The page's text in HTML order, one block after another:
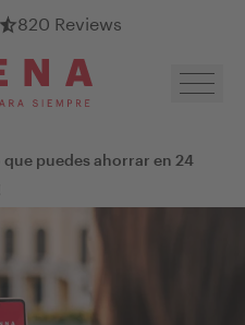
Google Reviews
820 Reviews
que puedes ahorrar en 24